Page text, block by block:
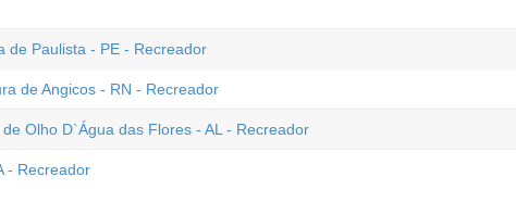
de Paulista - PE - Recreador
de Angicos - RN - Recreador
Olho D`Água das Flores - AL - Recreador
- Recreador